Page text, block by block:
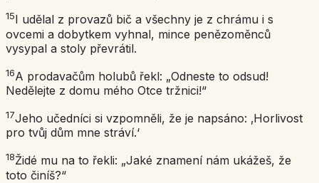
15I udělal z provazů bič a všechny je z chrámu i s
ovcemi a dobytkem vyhnal, mince penězoměnců
vysypal a stoly převrátil.
16A prodavačům holubů řekl: „Odneste to odsud!
Nedělejte z domu mého Otce tržnici!“
17Jeho učedníci si vzpomněli, že je napsáno: ‚Horlivost
pro tvůj dům mne stráví.‘
18Židé mu na to řekli: „Jaké znamení nám ukážeš, že
toto činíš?“